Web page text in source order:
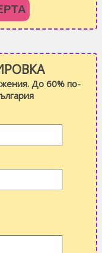
До 60% по-